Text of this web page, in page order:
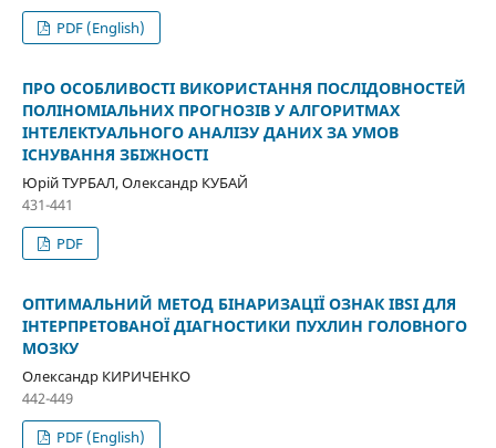
PDF (English)
ПРО ОСОБЛИВОСТІ ВИКОРИСТАННЯ ПОСЛІДОВНОСТЕЙ
ПОЛІНОМІАЛЬНИХ ПРОГНОЗІВ У АЛГОРИТМАХ
ІНТЕЛЕКТУАЛЬНОГО АНАЛІЗУ ДАНИХ ЗА УМОВ
ІСНУВАННЯ ЗБІЖНОСТІ
Юрій ТУРБАЛ, Олександр КУБАЙ
431-441
PDF
ОПТИМАЛЬНИЙ МЕТОД БІНАРИЗАЦІЇ ОЗНАК IBSI ДЛЯ
ІНТЕРПРЕТОВАНОЇ ДІАГНОСТИКИ ПУХЛИН ГОЛОВНОГО
МОЗКУ
Олександр КИРИЧЕНКО
442-449
PDF (English)